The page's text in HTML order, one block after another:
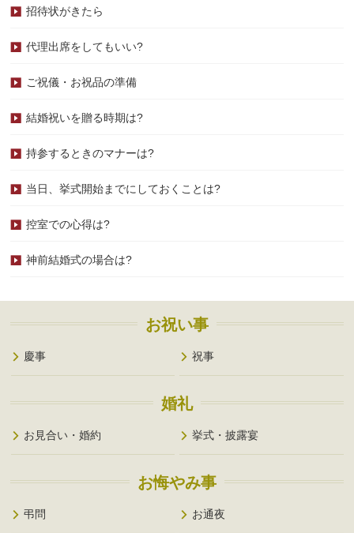
招待状がきたら
代理出席をしてもいい?
ご祝儀・お祝品の準備
結婚祝いを贈る時期は?
持参するときのマナーは?
当日、挙式開始までにしておくことは?
控室での心得は?
神前結婚式の場合は?
お祝い事
慶事 祝事
婚礼
お見合い・婚約 挙式・披露宴
お悔やみ事
弔問 お通夜